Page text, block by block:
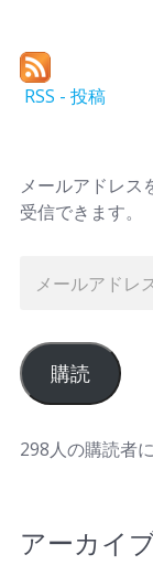
RSS - 投稿
メールアドレス
受信できます。
購読
298人の購読者
アーカイ